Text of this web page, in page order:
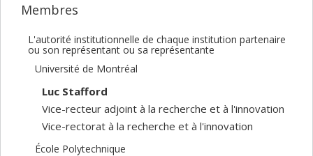
Membres
L'autorité institutionnelle de chaque institution partenaire
ou son représentant ou sa représentante
Université de Montréal
Luc Stafford
Vice-recteur adjoint à la recherche et à l'innovation
Vice-rectorat à la recherche et à l'innovation
École Polytechnique